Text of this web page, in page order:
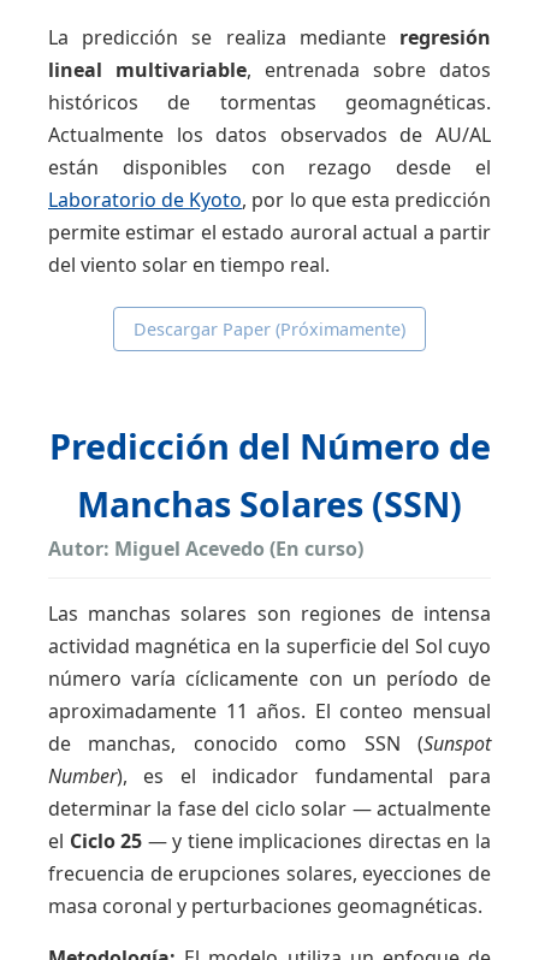
La predicción se realiza mediante regresión
lineal multivariable, entrenada sobre datos
históricos de tormentas geomagnéticas.
Actualmente los datos observados de AU/AL
están disponibles con rezago desde el
Laboratorio de Kyoto, por lo que esta predicción
permite estimar el estado auroral actual a partir
del viento solar en tiempo real.
Descargar Paper (Próximamente)
Predicción del Número de
Manchas Solares (SSN)
Autor: Miguel Acevedo (En curso)
Las manchas solares son regiones de intensa
actividad magnética en la superficie del Sol cuyo
número varía cíclicamente con un período de
aproximadamente 11 años. El conteo mensual
de manchas, conocido como SSN (Sunspot
Number), es el indicador fundamental para
determinar la fase del ciclo solar — actualmente
el Ciclo 25 — y tiene implicaciones directas en la
frecuencia de erupciones solares, eyecciones de
masa coronal y perturbaciones geomagnéticas.